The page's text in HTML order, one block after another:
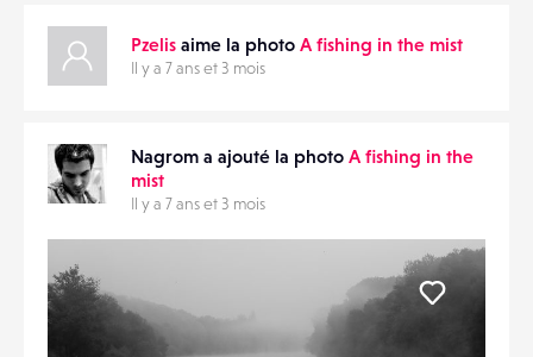
Pzelis aime la photo A fishing in the mist
Il y a 7 ans et 3 mois
Nagrom a ajouté la photo A fishing in the
mist
Il y a 7 ans et 3 mois